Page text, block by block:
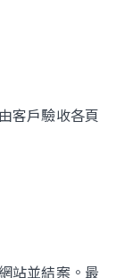
客戶驗收各頁
站並結案。最